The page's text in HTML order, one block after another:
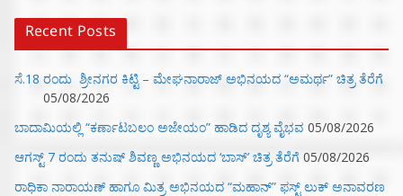
Recent Posts
ಸೆ.18 ರಂದು ಶ್ರೀನಗರ ಕಿಟ್ಟಿ – ಮೇಘನಾರಾಜ್ ಅಭಿನಯದ “ಅಮರ್ಥ” ಚಿತ್ರ ತೆರೆಗೆ
05/08/2026
ಬಾದಾಮಿಯಲ್ಲಿ “ಕರ್ಣಾಟಬಲಂ ಅಜೇಯಂ” ಹಾಡಿದ ದೃಶ್ಯ ವೈಭವ 05/08/2026
ಆಗಸ್ಟ್ 7 ರಂದು ತನುಷ್ ಶಿವಣ್ಣ ಅಭಿನಯದ ‘ಬಾಸ್’ ಚಿತ್ರ ತೆರೆಗೆ 05/08/2026
ರಾಧಿಕಾ ನಾರಾಯಣ್ ಹಾಗೂ ಮಿತ್ರ ಅಭಿನಯದ “ಮಹಾನ್” ಫಸ್ಟ್ ಲುಕ್ ಅನಾವರಣ